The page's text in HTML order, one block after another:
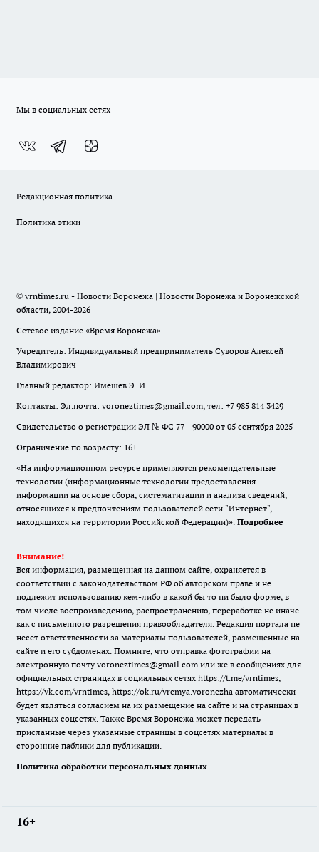
Мы в социальных сетях
Редакционная политика
Политика этики
© vrntimes.ru - Новости Воронежа | Новости Воронежа и Воронежской
области, 2004-2026
Сетевое издание «Время Воронежа»
Учредитель: Индивидуальный предприниматель Суворов Алексей
Владимирович
Главный редактор: Имешев Э. И.
Контакты: Эл.почта: voroneztimes@gmail.com, тел: +7 985 814 3429
Свидетельство о регистрации ЭЛ № ФС 77 - 90000 от 05 сентября 2025
Ограничение по возрасту: 16+
«На информационном ресурсе применяются рекомендательные
технологии (информационные технологии предоставления
информации на основе сбора, систематизации и анализа сведений,
относящихся к предпочтениям пользователей сети "Интернет",
находящихся на территории Российской Федерации)». Подробнее
Внимание!
Вся информация, размещенная на данном сайте, охраняется в
соответствии с законодательством РФ об авторском праве и не
подлежит использованию кем-либо в какой бы то ни было форме, в
том числе воспроизведению, распространению, переработке не иначе
как с письменного разрешения правообладателя. Редакция портала не
несет ответственности за материалы пользователей, размещенные на
сайте и его субдоменах. Помните, что отправка фотографии на
электронную почту voroneztimes@gmail.com или же в сообщениях для
официальных страницах в социальных сетях https://t.me/vrntimes,
https://vk.com/vrntimes, https://ok.ru/vremya.voronezha автоматически
будет являться согласием на их размещение на сайте и на страницах в
указанных соцсетях. Также Время Воронежа может передать
присланные через указанные страницы в соцсетях материалы в
сторонние паблики для публикации.
Политика обработки персональных данных
16+